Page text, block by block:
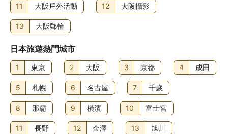
11 大阪戶外活動 12 大阪攝影
13 大阪郵輪
日本旅遊熱門城市
1 東京 2 大阪 3 京都 4 成田
5 札幌 6 名古屋 7 千歲
8 那霸 9 橫濱 10 富士宮
11 長野 12 金澤 13 旭川